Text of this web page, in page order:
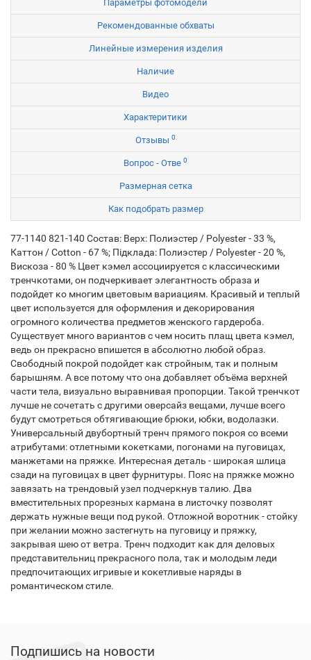
Параметры фотомодели
Рекомендованные обхваты
Линейные измерения изделия
Наличие
Видео
Характеритики
Отзывы 0
Вопрос - Отве 0
Размерная сетка
Как подобрать размер
77-1140 821-140 Состав: Верх: Полиэстер / Polyester - 33 %,
Каттон / Cotton - 67 %; Підклада: Полиэстер / Polyester - 20 %,
Вискоза - 80 % Цвет кэмел ассоциируется с классическими
тренчкотами, он подчеркивает элегантность образа и
подойдет ко многим цветовым вариациям. Красивый и теплый
цвет используется для оформления и декорирования
огромного количества предметов женского гардероба.
Существует много вариантов с чем носить плащ цвета кэмел,
ведь он прекрасно впишется в абсолютно любой образ.
Свободный покрой подойдет как стройным, так и полным
барышням. А все потому что она добавляет объёма верхней
части тела, визуально выравнивая пропорции. Такой тренчкот
лучше не сочетать с другими оверсайз вещами, лучше всего
будут смотреться обтягивающие брюки, юбки, водолазки.
Универсальный двубортный тренч прямого покроя со всеми
атрибутами: отлетными кокетками, погонами на пуговицах,
манжетами на пряжке. Интересная деталь - широкая шлица
сзади на пуговицах в цвет фурнитуры. Пояс на пряжке можно
завязать на трендовый узел подчеркнув талию. Два
вместительных прорезных кармана в листочку позволят
держать нужные вещи под рукой. Отложной воротник - стойку
при желании можно застегнуть на пуговицу и пряжку,
закрывая шею от ветра. Тренч подходит как для деловых
представительниц прекрасного пола, так и молодым леди
предпочитающих игривые и кокетливые наряды в
романтическом стиле.
Подпишись на новости